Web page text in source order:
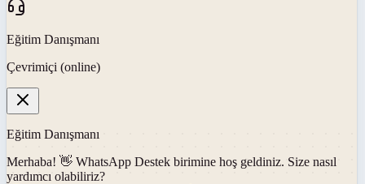
Eğitim Danışmanı
Çevrimiçi (online)
Eğitim Danışmanı
Merhaba! 👋 WhatsApp Destek birimine hoş geldiniz. Size nasıl
yardımcı olabiliriz?